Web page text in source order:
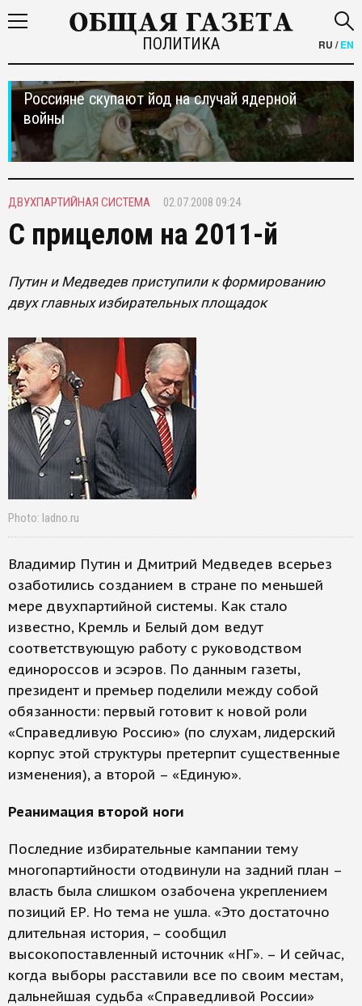
ПОЛИТИКА RU /EN
Россияне скупают йод на случай ядерной
войны
ДВУХПАРТИЙНАЯ СИСТЕМА 02.07.2008 09:24
С прицелом на 2011-й
Путин и Медведев приступили к формированию
двух главных избирательных площадок
Photo: ladno.ru
Владимир Путин и Дмитрий Медведев всерьез
озаботились созданием в стране по меньшей
мере двухпартийной системы. Как стало
известно, Кремль и Белый дом ведут
соответствующую работу с руководством
единороссов и эсэров. По данным газеты,
президент и премьер поделили между собой
обязанности: первый готовит к новой роли
«Справедливую Россию» (по слухам, лидерский
корпус этой структуры претерпит существенные
изменения), а второй – «Единую».
Реанимация второй ноги
Последние избирательные кампании тему
многопартийности отодвинули на задний план –
власть была слишком озабочена укреплением
позиций ЕР. Но тема не ушла. «Это достаточно
длительная история, – сообщил
высокопоставленный источник «НГ». – И сейчас,
когда выборы расставили все по своим местам,
дальнейшая судьба «Справедливой России»